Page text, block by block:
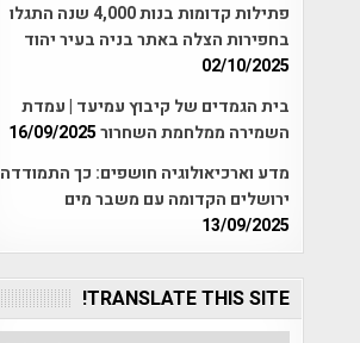
פתילות קדומות בנות 4,000 שנה התגלו
בחפירות הצלה באתר בניה בעיר יהוד
02/10/2025
בית הגמדים של קיבוץ עמיעד | עמדת
השמירה ממלחמת השחרור16/09/2025
מדע וארכיאולוגיה חושפים: כך התמודדה
ירושלים הקדומה עם משבר מים
13/09/2025
TRANSLATE THIS SITE!